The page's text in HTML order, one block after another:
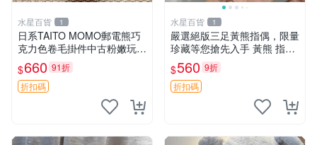
水星百貨 1
日系TAITO MOMO郵電熊巧
克力色卷毛掛件中古粉嫩玩偶
微瑕推薦 postpet momo 郵
電熊 中古玩偶
$660 91折
折扣碼
水星百貨 1
嚴選絕版三足黃熊指偶，限量
珍藏等您搶先入手 黃熊 指偶
珍藏品
$560 9折
折扣碼